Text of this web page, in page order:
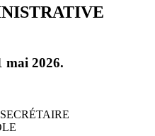
mai 2026.